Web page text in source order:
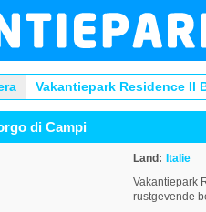
Vakantiepark Residence Il
di Campi
Land: Italie
Vakantiepark
rustgevende